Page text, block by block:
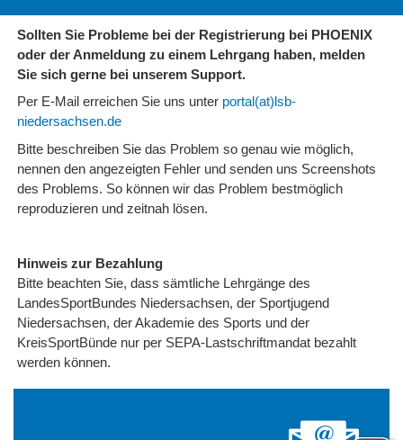
Sollten Sie Probleme bei der Registrierung bei PHOENIX
oder der Anmeldung zu einem Lehrgang haben, melden
Sie sich gerne bei unserem Support.
Per E-Mail erreichen Sie uns unter portal(at)lsb-
niedersachsen.de
Bitte beschreiben Sie das Problem so genau wie möglich,
nennen den angezeigten Fehler und senden uns Screenshots
des Problems. So können wir das Problem bestmöglich
reproduzieren und zeitnah lösen.
Hinweis zur Bezahlung
Bitte beachten Sie, dass sämtliche Lehrgänge des
LandesSportBundes Niedersachsen, der Sportjugend
Niedersachsen, der Akademie des Sports und der
KreisSportBünde nur per SEPA-Lastschriftmandat bezahlt
werden können.